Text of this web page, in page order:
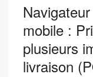
mobile :
plusieurs
livraison